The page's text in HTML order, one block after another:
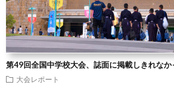
第49回全国中学校大会、誌面に掲載しきれな
大会レポート